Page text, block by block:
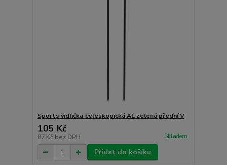
Sports vidlička teleskopická AL zelená přední V
105 Kč
87 Kč bez DPH Skladem
Přidat do košíku